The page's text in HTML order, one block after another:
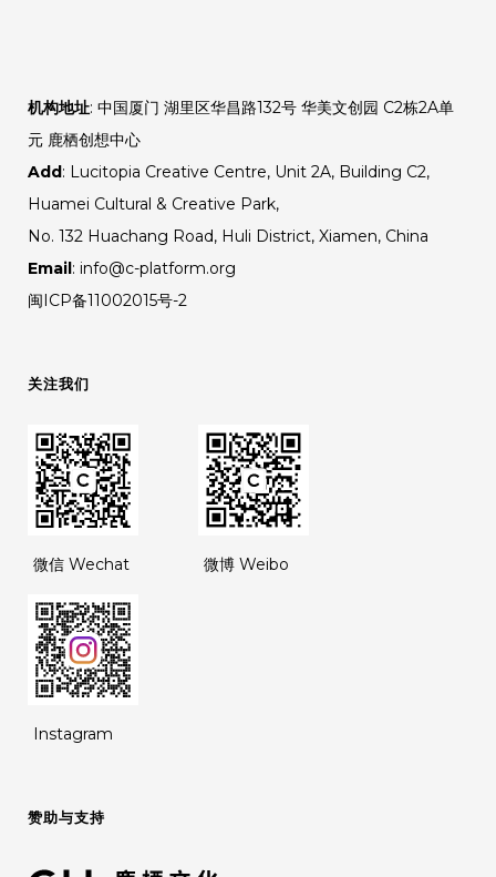
机构地址: 中国厦门 湖里区华昌路132号 华美文创园 C2栋2A单
元 鹿栖创想中心
Add: Lucitopia Creative Centre, Unit 2A, Building C2,
Huamei Cultural & Creative Park,
No. 132 Huachang Road, Huli District, Xiamen, China
Email: info@c-platform.org
闽ICP备11002015号-2
关注我们
微信 Wechat 微博 Weibo
Instagram
赞助与支持